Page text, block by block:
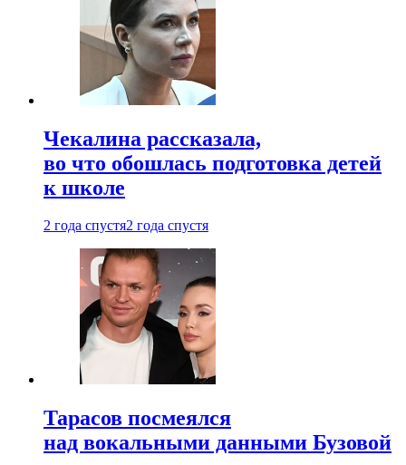
Чекалина рассказала,
во что обошлась подготовка детей
к школе
2 года спустя2 года спустя
Тарасов посмеялся
над вокальными данными Бузовой